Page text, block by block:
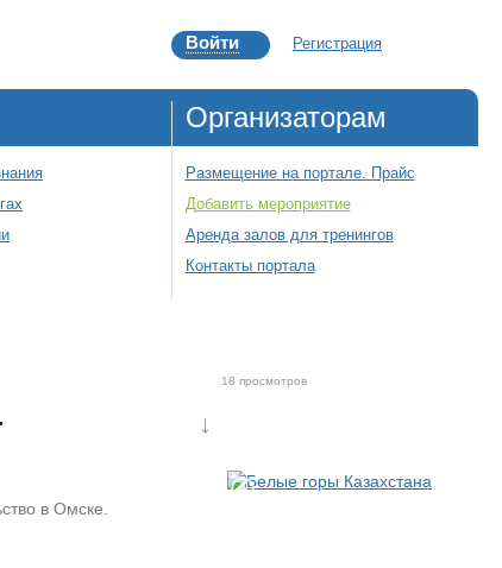
Войти Регистрация
Организаторам
Размещение на портале. Прайс
Добавить мероприятие
Аренда залов для тренингов
Контакты портала
↓
18 просмотров
в Омске.